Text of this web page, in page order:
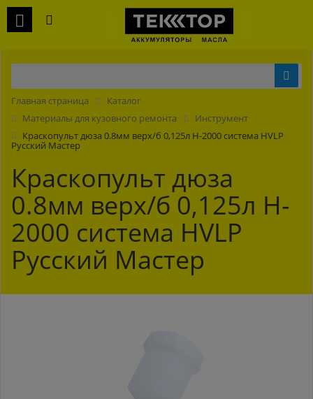
Главная страница
Каталог
Материалы для кузовного ремонта
Инструмент
Краскопульт дюза 0.8мм верх/б 0,125л H-2000 система HVLP
Русский Мастер
Краскопульт дюза
0.8мм верх/б 0,125л H-
2000 система HVLP
Русский Мастер